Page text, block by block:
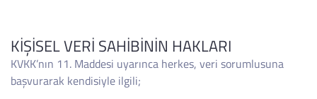
KİŞİSEL VERİ SAHİBİNİN HAKLARI
KVKK’nın 11. Maddesi uyarınca herkes, veri sorumlusuna
başvurarak kendisiyle ilgili;